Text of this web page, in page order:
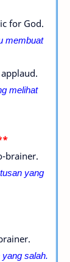
for God.
membuat
melihat
brainer.
yang
salah.